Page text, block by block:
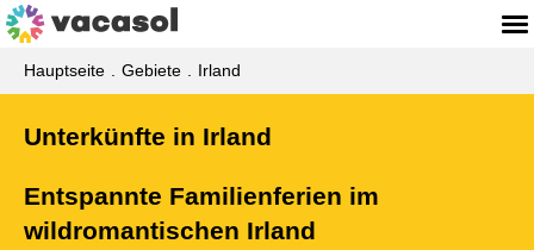
Hauptseite Gebiete Irland
Unterkünfte in Irland
Entspannte Familienferien im
wildromantischen Irland